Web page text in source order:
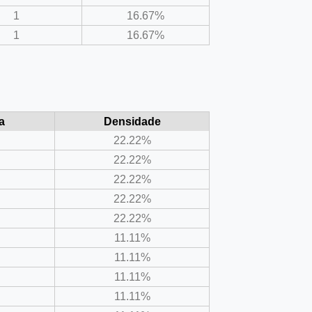
1
16.67%
1
16.67%
Densidade
22.22%
22.22%
22.22%
22.22%
22.22%
11.11%
11.11%
11.11%
11.11%